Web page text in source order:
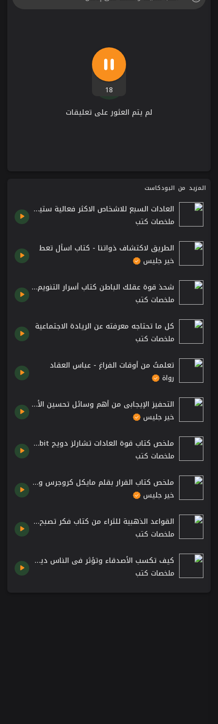
18
لم يتم العثور على تعليقات
المزيد من البودكاست
العادات السبع للاشخاص الاكثر فعالية ستيفن كوفي
ملخصات كتب
الطريق لاكتشاف ذواتنا - كتاب اسأل تعط
خير جليس
شحذ قوة عقلك الباطن كتاب أسرار التنويم المغناطيسى الذاتى ل آدم ايسون
ملخصات كتب
كل ما تحتاجه معرفته عن الريادة الاجتماعية
ملخصات كتب
تعلمتُ من أوقات الفراغ - عباس العقاد
رواة
التحفيز الإيجابي من أهم وسائل تحسين الأداء – كتاب القواعد الذهبية بقلم نابليون هيل
خير جليس
ملخص كتاب قوة العادات تشارلز دويج The Power of Habit
ملخصات كتب
ملخص كتاب القرار بقلم مايكل كروجرس و رومان تشابلر :: The Decision Book
خير جليس
القواعد الذهبية للثراء من كتاب فكر تصبح غنيا Think and Grow Rich لـ نابليون هيل
ملخصات كتب
كيف تكسب الأصدقاء وتؤثر في الناس ديل كارنيجي #كتب_تطوير_الذات كتاب مسموع
ملخصات كتب